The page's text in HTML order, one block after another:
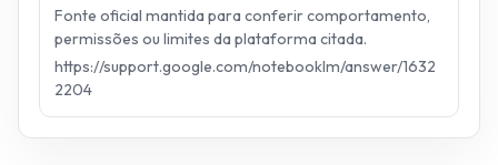
Fonte oficial mantida para conferir comportamento,
permissões ou limites da plataforma citada.
https://support.google.com/notebooklm/answer/1632
2204